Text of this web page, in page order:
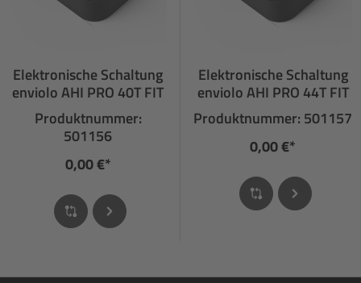
Elektronische Schaltung
enviolo AHI PRO 40T FIT
Produktnummer:
501156
0,00 €*
Elektronische Schaltung
enviolo AHI PRO 44T FIT
Produktnummer: 501157
0,00 €*